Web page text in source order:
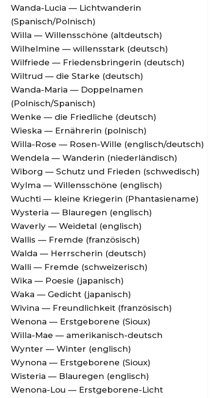
Wanda-Lucia — Lichtwanderin
(Spanisch/Polnisch)
Willa — Willensschöne (altdeutsch)
Wilhelmine — willensstark (deutsch)
Wilfriede — Friedensbringerin (deutsch)
Wiltrud — die Starke (deutsch)
Wanda-Maria — Doppelnamen
(Polnisch/Spanisch)
Wenke — die Friedliche (deutsch)
Wieska — Ernährerin (polnisch)
Willa-Rose — Rosen-Wille (englisch/deutsch)
Wendela — Wanderin (niederländisch)
Wiborg — Schutz und Frieden (schwedisch)
Wylma — Willensschöne (englisch)
Wuchti — kleine Kriegerin (Phantasiename)
Wysteria — Blauregen (englisch)
Waverly — Weidetal (englisch)
Wallis — Fremde (französisch)
Walda — Herrscherin (deutsch)
Walli — Fremde (schweizerisch)
Wika — Poesie (japanisch)
Waka — Gedicht (japanisch)
Wivina — Freundlichkeit (französisch)
Wenona — Erstgeborene (Sioux)
Willa-Mae — amerikanisch-deutsch
Wynter — Winter (englisch)
Wynona — Erstgeborene (Sioux)
Wisteria — Blauregen (englisch)
Wenona-Lou — Erstgeborene-Licht